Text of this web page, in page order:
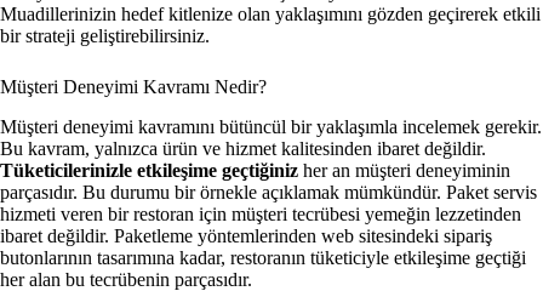
Muadillerinizin hedef kitlenize olan yaklaşımını gözden geçirerek etkili
bir strateji geliştirebilirsiniz.
Müşteri Deneyimi Kavramı Nedir?
Müşteri deneyimi kavramını bütüncül bir yaklaşımla incelemek gerekir.
Bu kavram, yalnızca ürün ve hizmet kalitesinden ibaret değildir.
Tüketicilerinizle etkileşime geçtiğiniz her an müşteri deneyiminin
parçasıdır. Bu durumu bir örnekle açıklamak mümkündür. Paket servis
hizmeti veren bir restoran için müşteri tecrübesi yemeğin lezzetinden
ibaret değildir. Paketleme yöntemlerinden web sitesindeki sipariş
butonlarının tasarımına kadar, restoranın tüketiciyle etkileşime geçtiği
her alan bu tecrübenin parçasıdır.